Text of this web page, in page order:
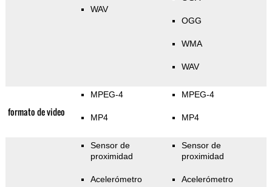
WAV
OGG
WMA
WAV
formato de video
MPEG-4
MP4
MPEG-4
MP4
Sensor de
proximidad
Acelerómetro
Sensor de
proximidad
Acelerómetro